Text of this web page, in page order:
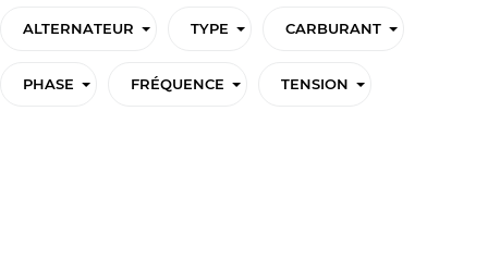
ALTERNATEUR TYPE CARBURANT
PHASE FRÉQUENCE TENSION